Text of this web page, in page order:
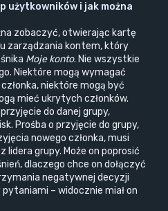
użytkowników i jak można
zobaczyć, otwierając kartę
zarządzania kontem, który
Moje konto. Nie wszystkie
Niektóre mogą wymagać
niektóre mogą być
mieć ukrytych członków.
do danej grupy,
Prośba o przyjęcie do grupy,
nowego członka, musi
grupy. Może on poprosić
dlaczego chce on dołączyć
negatywnej decyzji
– widocznie miał on